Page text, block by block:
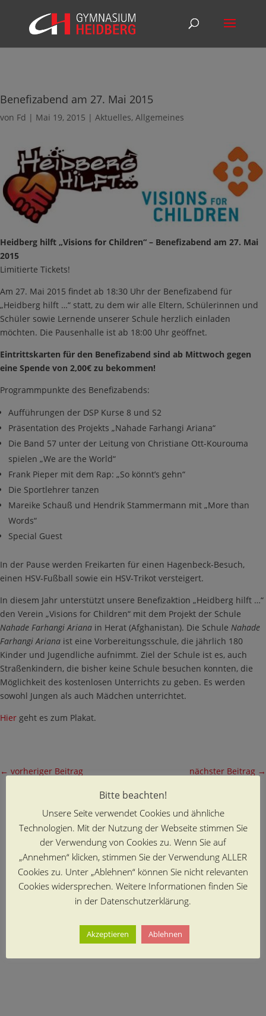
Benefizabend am 27. Mai 2015
von Fd | Mai 19, 2015 | Aktuelles, Allgemeines
Heidberg hilft „Visions for Children“ – Benefizabend am 27. Mai
2015
Limitierte Tickets!
Am 27. Mai 2015 findet ab 18:30 Uhr der Benefizabend für
„Heidberg hilft …“ statt, zu dem wir alle Eltern, Schülerinnen und
Schüler sowie Lernende unserer Schule herzlich einladen
möchten. Die Pausenhalle ist ab 18:00 Uhr geöffnet.
Eintrittskarten für den Benefizabend sind ab Mittwoch gegen
eine Spende von 2,00€ zu bekommen!
Programmpunkte des Benefizabends:
Aufführungen der DSP Kurse 8 und S2
Präsentation des Projekts „Nahade Farhangi Ariana“
Die Band 57 unter der Leitung von Christiane Ott-Kourouma
spielen „We are the World“
Frank Pieper mit dem Rap: „So könnt’s gehn“
Die Sportlehrer tanzen
Mareike Schauß und Hendrik Stammermann mit „More than
Words“
Special Guest
In der Pause werden Freikarten für einen Hagenbeck-Besuch,
einen HSV-Fußball sowie ein HSV-Trikot versteigert.
In diesem Jahr unterstützt unsere Benefizaktion „Heidberg hilft …“
den Verein „Visions for Children“ mit dem Projekt der Schule
Nahade Farhangi Ariana in Herat (Afghanistan). Die Schule Nahade
Farhangi Ariana ist eine Vorbereitungsschule, die jährlich 180
Kinder und Jugendliche aufnimmt. Ziel der Schule ist es, auch
Straßenkindern, die bisher keine Schule besuchen konnten, die
Möglichkeit des kostenlosen Unterrichts zu geben. Es werden
sowohl Jungen als auch Mädchen unterrichtet.
Hier geht es zum Plakat.
← vorheriger Beitrag nächster Beitrag →
Bitte beachten!
Unsere Seite verwendet Cookies und ähnliche
Technologien. Mit der Nutzung der Webseite stimmen Sie
der Verwendung von Cookies zu. Wenn Sie auf
„Annehmen“ klicken, stimmen Sie der Verwendung ALLER
Cookies zu. Unter „Ablehnen“ können Sie nicht relevanten
Cookies widersprechen. Weitere Informationen finden Sie
in der Datenschutzerklärung.
Akzeptieren Ablehnen